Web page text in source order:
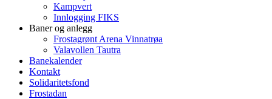
Kampvert
Innlogging FIKS
Baner og anlegg
Frostagrønt Arena Vinnatrøa
Valavollen Tautra
Banekalender
Kontakt
Solidaritetsfond
Frostadan